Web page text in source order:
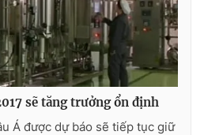
Infographic
Shorts video
VTV Thể thao
sẽ tăng trưởng ổn định
Á được dự báo sẽ tiếp tục giữ